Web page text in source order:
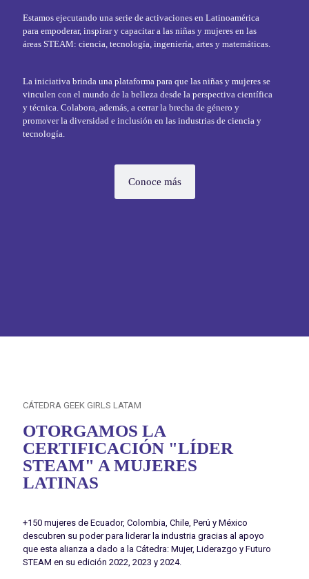
Estamos ejecutando una serie de activaciones en Latinoamérica
para empoderar, inspirar y capacitar a las niñas y mujeres en las
áreas STEAM: ciencia, tecnología, ingeniería, artes y matemáticas.
La iniciativa brinda una plataforma para que las niñas y mujeres se
vinculen con el mundo de la belleza desde la perspectiva científica
y técnica. Colabora, además, a cerrar la brecha de género y
promover la diversidad e inclusión en las industrias de ciencia y
tecnología.
Conoce más
CÁTEDRA GEEK GIRLS LATAM
OTORGAMOS LA
CERTIFICACIÓN "LÍDER
STEAM" A MUJERES
LATINAS
+150 mujeres de Ecuador, Colombia, Chile, Perú y México
descubren su poder para liderar la industria gracias al apoyo
que esta alianza a dado a la Cátedra: Mujer, Liderazgo y Futuro
STEAM en su edición 2022, 2023 y 2024.